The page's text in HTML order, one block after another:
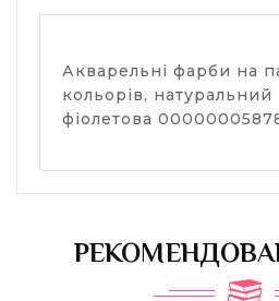
Акварельні фарби на
кольорів, натуральний
фіолетова